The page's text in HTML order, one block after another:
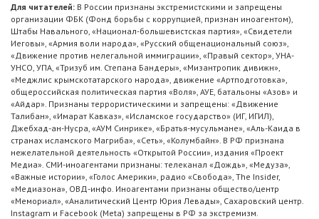
Для читателей: В России признаны экстремистскими и запрещены
организации ФБК (Фонд борьбы с коррупцией, признан иноагентом),
Штабы Навального, «Национал-большевистская партия», «Свидетели
Иеговы», «Армия воли народа», «Русский общенациональный союз»,
«Движение против нелегальной иммиграции», «Правый сектор», УНА-
УНСО, УПА, «Тризуб им. Степана Бандеры», «Мизантропик дивижн»,
«Меджлис крымскотатарского народа», движение «Артподготовка»,
общероссийская политическая партия «Воля», АУЕ, батальоны «Азов» и
«Айдар». Признаны террористическими и запрещены: «Движение
Талибан», «Имарат Кавказ», «Исламское государство» (ИГ, ИГИЛ),
Джебхад-ан-Нусра, «АУМ Синрике», «Братья-мусульмане», «Аль-Каида в
странах исламского Магриба», «Сеть», «Колумбайн». В РФ признана
нежелательной деятельность «Открытой России», издания «Проект
Медиа». СМИ-иноагентами признаны: телеканал «Дождь», «Медуза»,
«Важные истории», «Голос Америки», радио «Свобода», The Insider,
«Медиазона», ОВД-инфо. Иноагентами признаны общество/центр
«Мемориал», «Аналитический Центр Юрия Левады», Сахаровский центр.
Instagram и Facebook (Metа) запрещены в РФ за экстремизм.